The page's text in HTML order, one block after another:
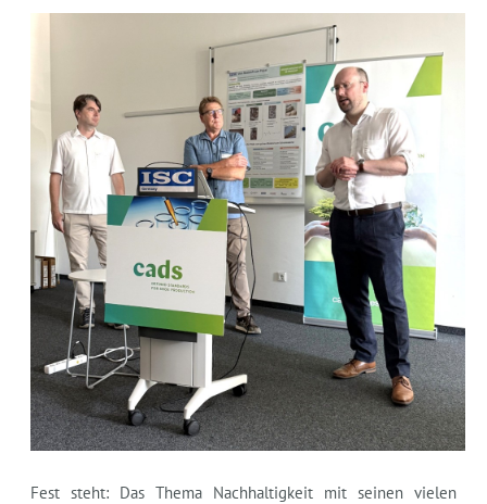
Fest steht: Das Thema Nachhaltigkeit mit seinen vielen